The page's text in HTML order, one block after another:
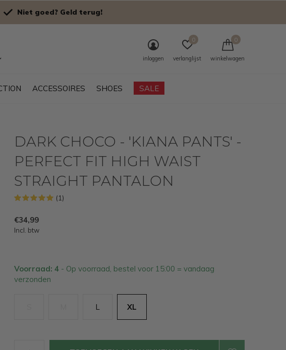
ACCESSOIRES SHOES SALE
inloggen verlanglijst
0
winkelwagen
0
Niet goed? Geld terug!
DARK CHOCO - 'KIANA PANTS' -
PERFECT FIT HIGH WAIST
STRAIGHT PANTALON
(1)
€34,99
Incl. btw
Voorraad: 4 - Op voorraad, bestel voor 15:00 = vandaag
verzonden
L XL